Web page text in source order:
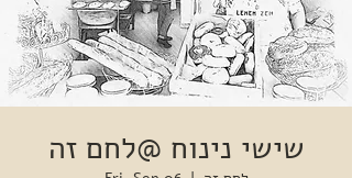
שישי נינוח @לחם זה